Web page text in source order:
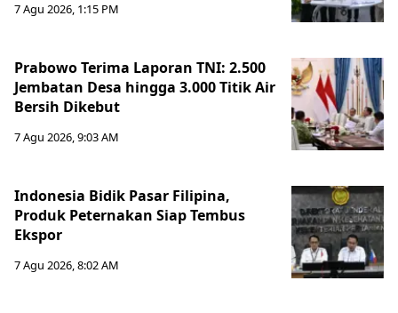
7 Agu 2026, 1:15 PM
Prabowo Terima Laporan TNI: 2.500
Jembatan Desa hingga 3.000 Titik Air
Bersih Dikebut
7 Agu 2026, 9:03 AM
Indonesia Bidik Pasar Filipina,
Produk Peternakan Siap Tembus
Ekspor
7 Agu 2026, 8:02 AM